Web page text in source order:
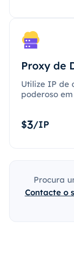
Proxy de
Utilize IP de
poderoso
$3/IP
Procura
Contacte o